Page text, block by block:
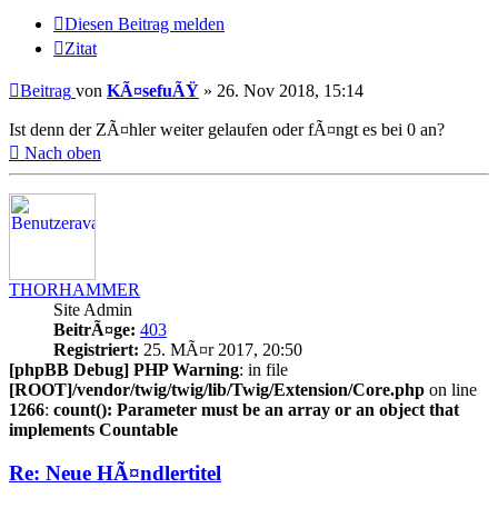
Diesen Beitrag melden
Zitat
Beitrag von KÃ¤sefuÃŸ » 26. Nov 2018, 15:14
Ist denn der ZÃ¤hler weiter gelaufen oder fÃ¤ngt es bei 0 an?
Nach oben
THORHAMMER
Site Admin
BeitrÃ¤ge: 403
Registriert: 25. MÃ¤r 2017, 20:50
[phpBB Debug] PHP Warning: in file
[ROOT]/vendor/twig/twig/lib/Twig/Extension/Core.php on line
1266: count(): Parameter must be an array or an object that
implements Countable
Re: Neue HÃ¤ndlertitel